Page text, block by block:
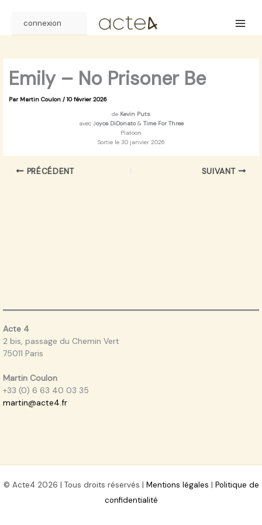
connexion
Acte 4
2 bis, passage du Chemin Vert
75011 Paris
Martin Coulon
+33 (0) 6 63 40 03 35
martin@acte4.fr
Emily – No Prisoner Be
Par Martin Coulon/10 février 2026
de Kevin Puts
avec Joyce DiDonato& Time For Three
Platoon
Sortie le 30 janvier 2026
PRÉCÉDENT SUIVANT
© Acte4 2026 | Tous droits réservés | Mentions légales | Politique de
confidentialité